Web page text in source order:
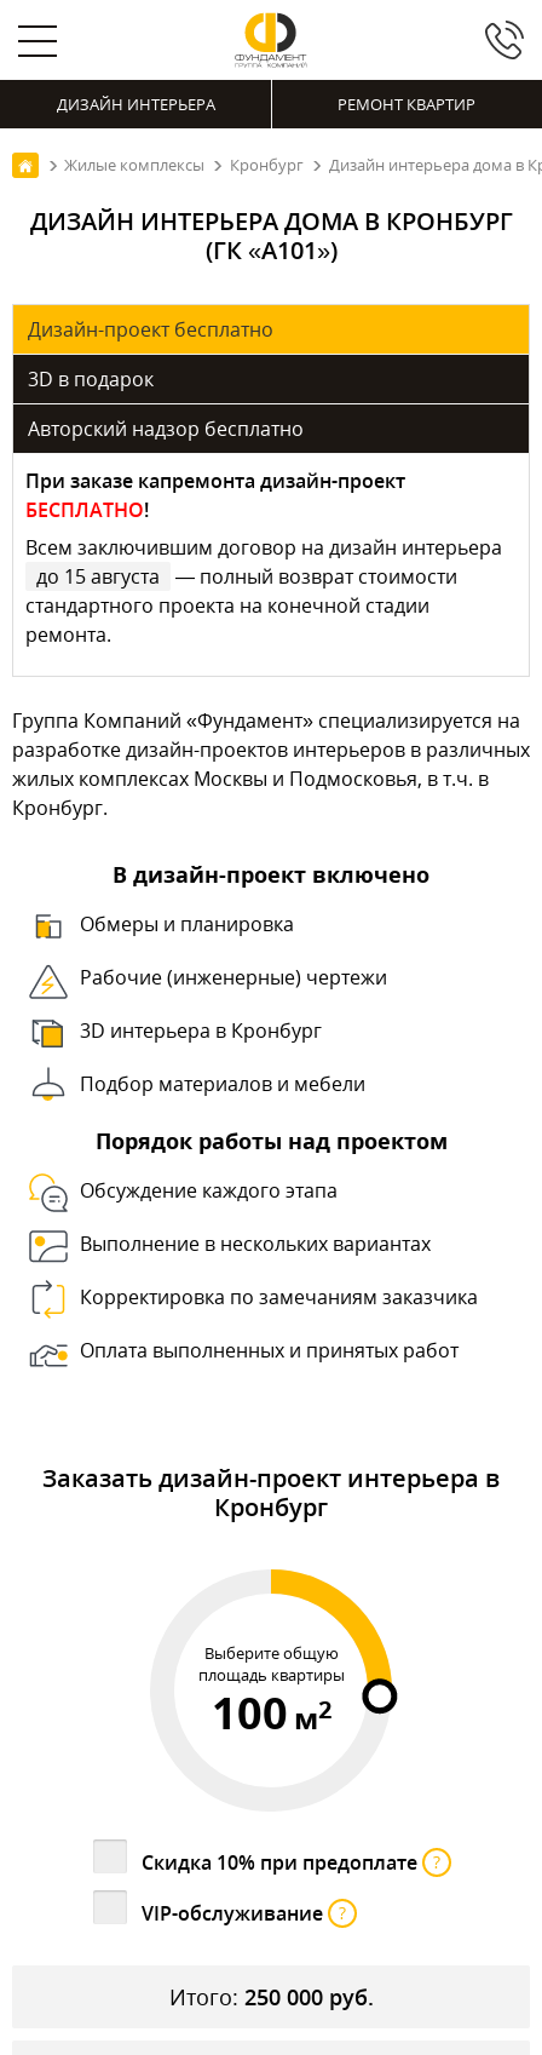
ДИЗАЙН ИНТЕРЬЕРА РЕМОНТ КВАРТИР
Жилые комплексы Кронбург Дизайн интерьера дома в
ДИЗАЙН ИНТЕРЬЕРА ДОМА В КРОНБУРГ
(ГК «А101»)
Дизайн-проект бесплатно
3D в подарок
Авторский надзор бесплатно
При заказе капремонта дизайн-проект
БЕСПЛАТНО!
Всем заключившим договор на дизайн интерьера
до 15 августа
— полный возврат стоимости
стандартного проекта на конечной стадии
ремонта.
Группа Компаний «Фундамент» специализируется на
разработке дизайн-проектов интерьеров в различных
жилых комплексах Москвы и Подмосковья, в т.ч. в
Кронбург.
В дизайн-проект включено
Обмеры и планировка
Рабочие (инженерные) чертежи
3D интерьера в Кронбург
Подбор материалов и мебели
Порядок работы над проектом
Обсуждение каждого этапа
Выполнение в нескольких вариантах
Корректировка по замечаниям заказчика
Оплата выполненных и принятых работ
Заказать дизайн-проект интерьера в
Кронбург
Выберите общую
площадь квартиры
100 м2
Скидка 10% при предоплате ?
VIP-обслуживание ?
Итого: 250 000 руб.